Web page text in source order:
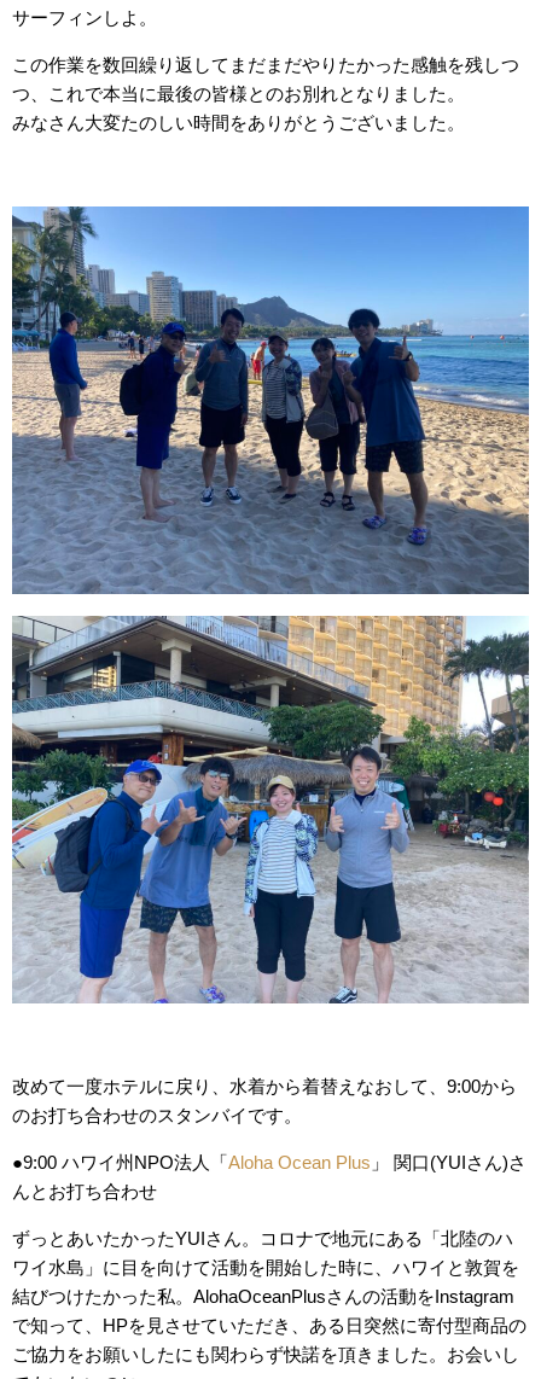
サーフィンしよ。
この作業を数回繰り返してまだまだやりたかった感触を残しつ
つ、これで本当に最後の皆様とのお別れとなりました。
みなさん大変たのしい時間をありがとうございました。
改めて一度ホテルに戻り、水着から着替えなおして、9:00から
のお打ち合わせのスタンバイです。
●9:00 ハワイ州NPO法人「Aloha Ocean Plus 」 関口(YUIさん)さ
んとお打ち合わせ
ずっとあいたかったYUIさん。コロナで地元にある「北陸のハ
ワイ水島」に目を向けて活動を開始した時に、ハワイと敦賀を
結びつけたかった私。AlohaOceanPlusさんの活動をInstagram
で知って、HPを見させていただき、ある日突然に寄付型商品の
ご協力をお願いしたにも関わらず快諾を頂きました。お会いし